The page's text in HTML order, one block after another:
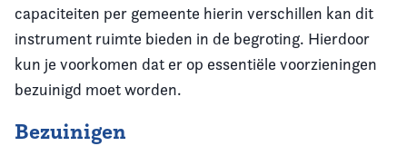
capaciteiten per gemeente hierin verschillen kan dit
instrument ruimte bieden in de begroting. Hierdoor
kun je voorkomen dat er op essentiële voorzieningen
bezuinigd moet worden.
Bezuinigen